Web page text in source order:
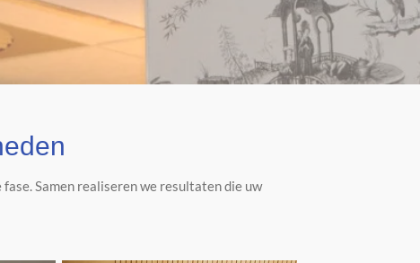
Samen realiseren we resultaten die uw